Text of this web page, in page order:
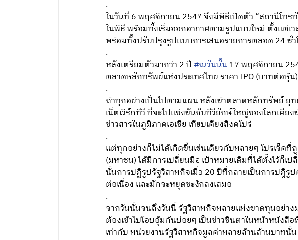
.
ในวันที่ 6 พฤศจิกายน 2547 จึงมีพิธีเปิดตัว “สถานีโท
ในพิธี พร้อมทั้งเริ่มออกอากาศตามรูปแบบใหม่ ตั้งแต่
พร้อมทั้งปรับปรุงรูปแบบการเสนอรายการตลอด 24 ชั่ว
.
หลังเตรียมตัวมากว่า 2 ปี #ณวันนั้น17 พฤศจิกายน
ตลาดหลักทรัพย์แห่งประเทศไทย ราคา IPO (บาทต่อหุ้
.
ถ้าทุกอย่างเป็นไปตามแผน หลังเข้าตลาดหลักทรัพย์ ยุ
เน็ตเวิร์กทีวี ที่จะไปแข่งขันกับทีวียักษ์ใหญ่ของโลกเคีย
ข่าวสารในภูมิภาคเอเชีย เทียบเคียงสิงคโปร์
.
แต่ทุกอย่างก็ไม่ได้เกิดขึ้นเช่นเดียวกับหลายๆ โปรเจ็ค
(มหาชน) ได้มีการเปลี่ยนมือ เป้าหมายเดิมที่ได้ตั้งไว้ก็เ
นั้นการปฏิรูปรัฐวิสาหกิจเมื่อ 20 ปีที่กลายเป็นการปฎิรูป
ต่อเนื่อง และมักจะหยุดชะงักลงเสมอ
.
จากวันนั้นจนถึงวันนี้ รัฐวิสาหกิจหลายแห่งขาดทุนอย่าง
ต้องเข้าไปโอบอุ้มกันบ่อยๆ เป็นข่าวชินตาในหน้าหนังสื
เท่ากับ หน่วยงานรัฐวิสาหกิจมูลค่าหลายล้านล้านบาท